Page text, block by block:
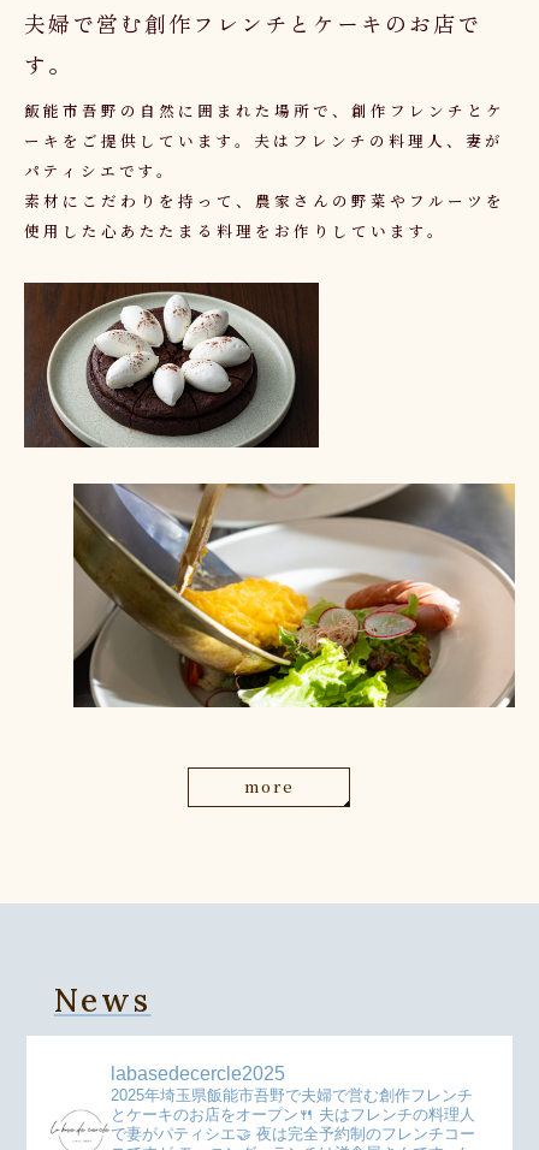
夫婦で営む創作フレンチとケーキのお店で
す。
飯能市吾野の自然に囲まれた場所で、創作フレンチとケ
ーキをご提供しています。夫はフレンチの料理人、妻が
パティシエです。
素材にこだわりを持って、 農家さん の野菜やフルーツを
使用した心あたたまる料理をお作りしています。
more
News
labasedecercle2025
2025年埼玉県飯能市吾野で夫婦で営む創作フレンチ
とケーキのお店をオープン🍴 夫はフレンチの料理人
で妻がパティシエ🤝 夜は完全予約制のフレンチコー